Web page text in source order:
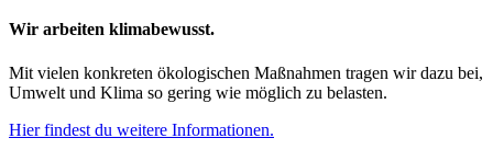
Wir arbeiten klimabewusst.
Mit vielen konkreten ökologischen Maßnahmen tragen wir dazu bei,
Umwelt und Klima so gering wie möglich zu belasten.
Hier findest du weitere Informationen.